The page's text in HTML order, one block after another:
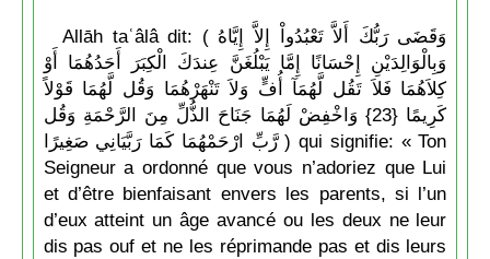
Allāh taʿâlâ dit: ( وَقَضَى رَبُّكَ أَلاَّ تَعْبُدُواْ إِلاَّ إِيَّاهُ
وَبِالْوَالِدَيْنِ إِحْسَانًا إِمَّا يَبْلُغَنَّ عِندَكَ الْكِبَرَ أَحَدُهُمَا أَوْ
كِلاَهُمَا فَلاَ تَقُل لَّهُمَآ أُفٍّ وَلاَ تَنْهَرْهُمَا وَقُل لَّهُمَا قَوْلاً
كَرِيمًا {23} وَاخْفِضْ لَهُمَا جَنَاحَ الذُّلِّ مِنَ الرَّحْمَةِ وَقُل
رَّبِّ ارْحَمْهُمَا كَمَا رَبَّيَانِي صَغِيرًا ) qui signifie: « Ton
Seigneur a ordonné que vous n’adoriez que Lui
et d’être bienfaisant envers les parents, si l’un
d’eux atteint un âge avancé ou les deux ne leur
dis pas ouf et ne les réprimande pas et dis leurs